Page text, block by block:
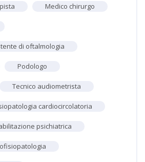
Medico chirurgo
di oftalmologia
Podologo
Tecnico audiometrista
cardiocircolatoria
psichiatrica